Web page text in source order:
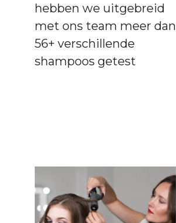
hebben we uitgebreid
met ons team meer dan
56+ verschillende
shampoos getest